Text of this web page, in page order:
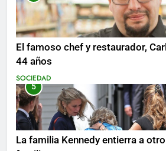
El famoso chef y restaurador,
44 años
SOCIEDAD
5
La familia Kennedy entierra a